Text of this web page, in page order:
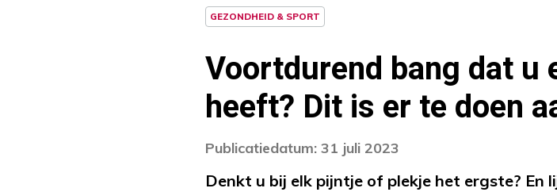
GEZONDHEID & SPORT
Voortdurend bang dat u
heeft? Dit is er te doen
Publicatiedatum: 31 juli 2023
Denkt u bij elk pijntje of plekje het ergste? En